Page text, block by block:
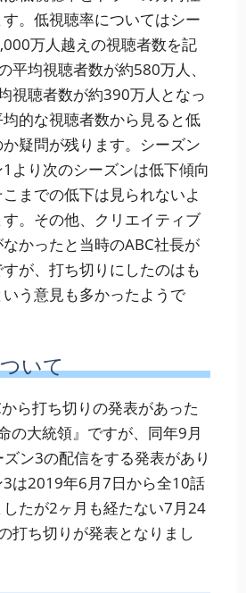
。低視聴率についてはシー
万人越えの視聴者数を記
平均視聴者数が約580万人、
視聴者数が約390万人となっ
的な視聴者数から見ると低
疑問が残ります。シーズン
より次のシーズンは低下傾向
までの低下は見られないよ
。その他、クリエイティブ
かったと当時のABC社長が
が、打ち切りにしたのはも
う意見も多かったようで
いて
ら打ち切りの発表があった
の大統領』ですが、同年9月
ン3の配信をする発表があり
3は2019年6月7日から全10話
たが2ヶ月も経たない7月24
打ち切りが発表となりまし